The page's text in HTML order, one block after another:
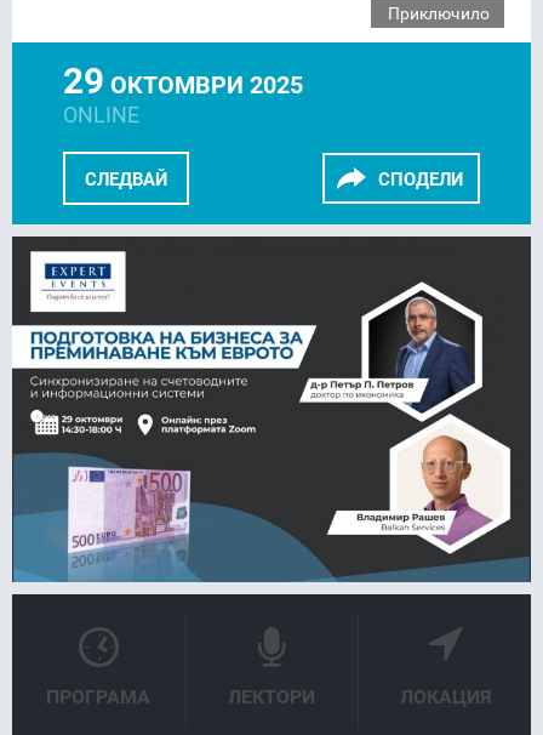
Приключило
СЛЕДВАЙ СПОДЕЛИ
29 ОКТОМВРИ 2025
ONLINE
ПРОГРАМА ЛЕКТОРИ ЛОКАЦИЯ